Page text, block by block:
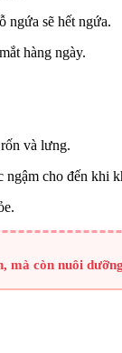
ngứa sẽ hết ngứa.
hàng ngày.
và lưng.
ngậm cho đến khi
mà còn nuôi